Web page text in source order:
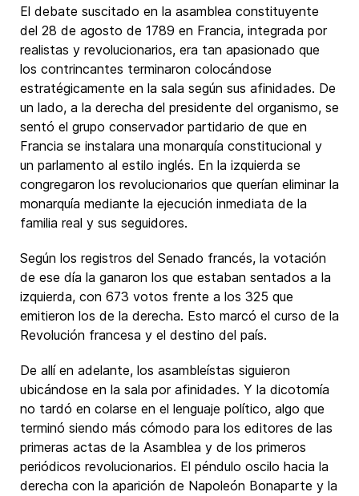
El debate suscitado en la asamblea constituyente
del 28 de agosto de 1789 en Francia, integrada por
realistas y revolucionarios, era tan apasionado que
los contrincantes terminaron colocándose
estratégicamente en la sala según sus afinidades. De
un lado, a la derecha del presidente del organismo, se
sentó el grupo conservador partidario de que en
Francia se instalara una monarquía constitucional y
un parlamento al estilo inglés. En la izquierda se
congregaron los revolucionarios que querían eliminar la
monarquía mediante la ejecución inmediata de la
familia real y sus seguidores.
Según los registros del Senado francés, la votación
de ese día la ganaron los que estaban sentados a la
izquierda, con 673 votos frente a los 325 que
emitieron los de la derecha. Esto marcó el curso de la
Revolución francesa y el destino del país.
De allí en adelante, los asambleístas siguieron
ubicándose en la sala por afinidades. Y la dicotomía
no tardó en colarse en el lenguaje político, algo que
terminó siendo más cómodo para los editores de las
primeras actas de la Asamblea y de los primeros
periódicos revolucionarios. El péndulo oscilo hacia la
derecha con la aparición de Napoleón Bonaparte y la